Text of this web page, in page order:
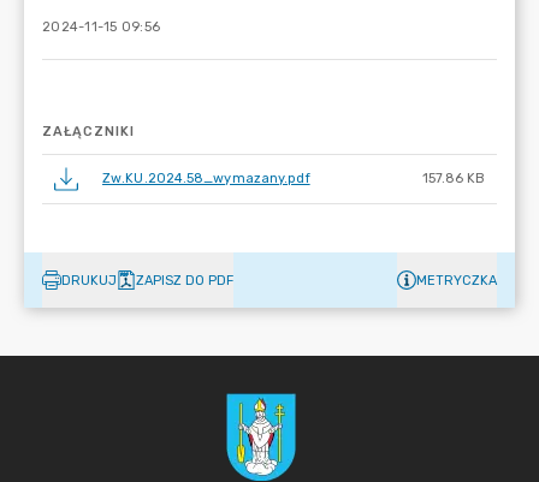
2024-11-15 09:56
ZAŁĄCZNIKI
Zw.KU.2024.58_wymazany.pdf 157.86 KB
DRUKUJ ZAPISZ DO PDF METRYCZKA